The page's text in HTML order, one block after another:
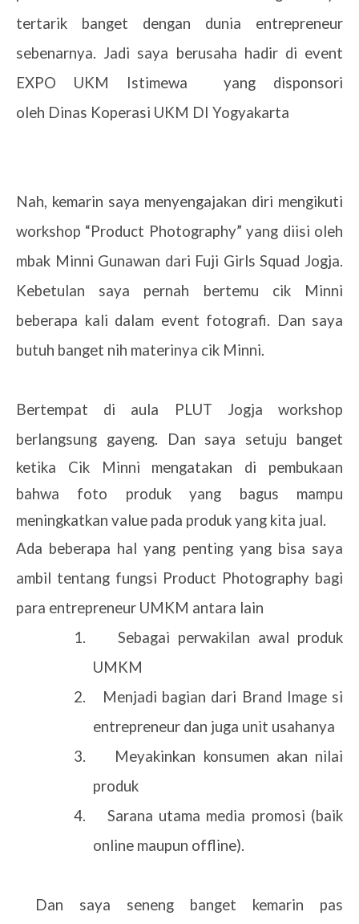
tertarik banget dengan dunia entrepreneur
sebenarnya. Jadi saya berusaha hadir di event
EXPO UKM Istimewa yang disponsori
oleh Dinas Koperasi UKM DI Yogyakarta
Nah, kemarin saya menyengajakan diri mengikuti
workshop “Product Photography” yang diisi oleh
mbak Minni Gunawan dari Fuji Girls Squad Jogja.
Kebetulan saya pernah bertemu cik Minni
beberapa kali dalam event fotografi. Dan saya
butuh banget nih materinya cik Minni.
Bertempat di aula PLUT Jogja workshop
berlangsung gayeng.
Dan saya setuju banget
ketika Cik Minni mengatakan di pembukaan
bahwa foto produk yang bagus mampu
meningkatkan value pada produk yang kita jual.
Ada beberapa hal yang penting yang bisa saya
ambil tentang fungsi Product Photography bagi
para entrepreneur UMKM antara lain
1.
Sebagai perwakilan awal produk
UMKM
2.
Menjadi bagian dari Brand Image si
entrepreneur dan juga unit usahanya
3.
Meyakinkan konsumen akan nilai
produk
4.
Sarana utama media promosi (baik
online maupun offline).
Dan saya seneng banget kemarin pas